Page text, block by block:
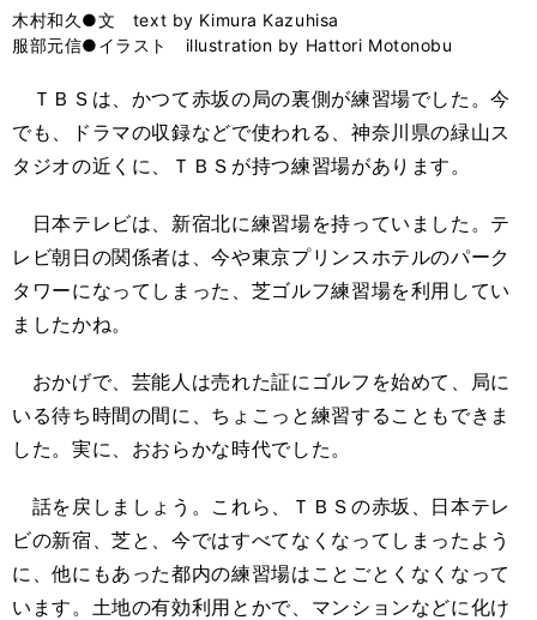
バ
木村和久●文 text by Kimura Kazuhisa
服部元信●イラスト illustration by Hattori Motonobu
ＴＢＳは、かつて赤坂の局の裏側が練習場でした。今
でも、ドラマの収録などで使われる、神奈川県の緑山ス
タジオの近くに、ＴＢＳが持つ練習場があります。
日本テレビは、新宿北に練習場を持っていました。テ
レビ朝日の関係者は、今や東京プリンスホテルのパーク
タワーになってしまった、芝ゴルフ練習場を利用してい
ましたかね。
おかげで、芸能人は売れた証にゴルフを始めて、局に
いる待ち時間の間に、ちょこっと練習することもできま
した。実に、おおらかな時代でした。
話を戻しましょう。これら、ＴＢＳの赤坂、日本テレ
ビの新宿、芝と、今ではすべてなくなってしまったよう
に、他にもあった都内の練習場はことごとくなくなって
います。土地の有効利用とかで、マンションなどに化け